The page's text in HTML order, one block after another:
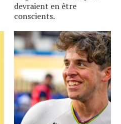
devraient en être
conscients.